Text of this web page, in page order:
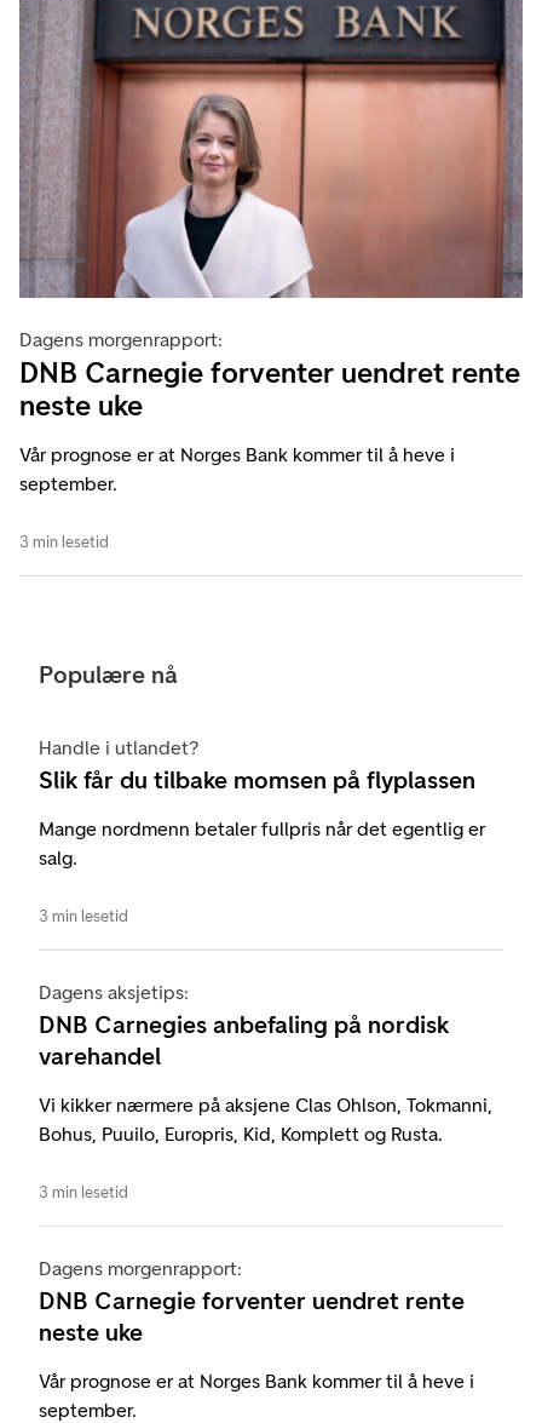
Dagens morgenrapport:
DNB Carnegie forventer uendret rente
neste uke
Vår prognose er at Norges Bank kommer til å heve i
september.
3 min lesetid
Populære nå
Handle i utlandet?
Slik får du tilbake momsen på flyplassen
Mange nordmenn betaler fullpris når det egentlig er
salg.
3 min lesetid
Dagens aksjetips:
DNB Carnegies anbefaling på nordisk
varehandel
Vi kikker nærmere på aksjene Clas Ohlson, Tokmanni,
Bohus, Puuilo, Europris, Kid, Komplett og Rusta.
3 min lesetid
Dagens morgenrapport:
DNB Carnegie forventer uendret rente
neste uke
Vår prognose er at Norges Bank kommer til å heve i
september.